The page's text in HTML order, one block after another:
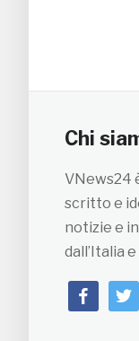
Chi
VNews24
scritto e
notizie e
dall’Italia
facebook